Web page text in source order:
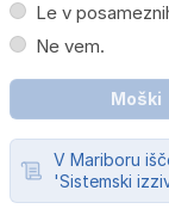
Le v
Ne vem.
Moški
V Mariboru
'Sistemski